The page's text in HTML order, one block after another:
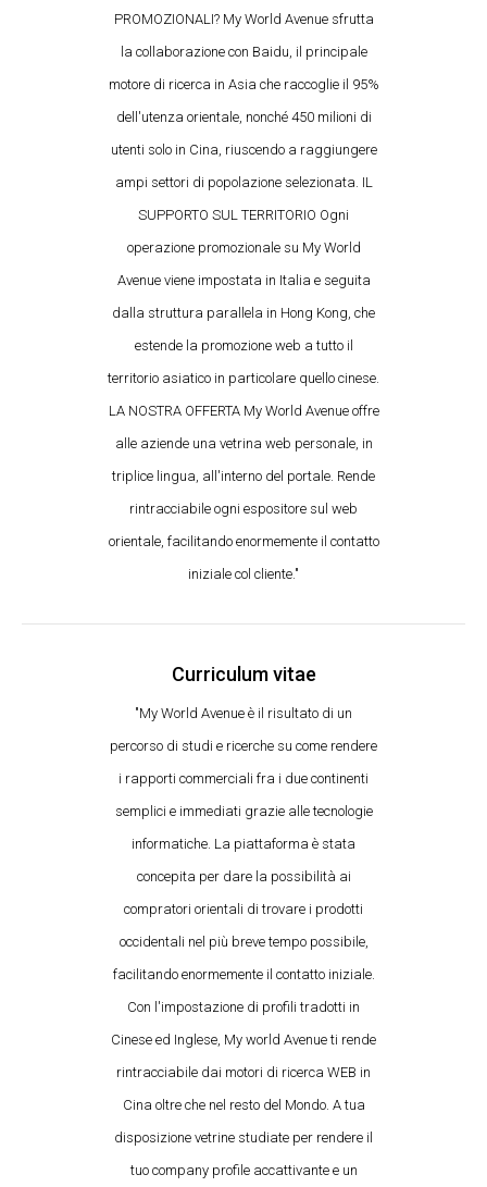
PROMOZIONALI? My World Avenue sfrutta
la collaborazione con Baidu, il principale
motore di ricerca in Asia che raccoglie il 95%
dell'utenza orientale, nonché 450 milioni di
utenti solo in Cina, riuscendo a raggiungere
ampi settori di popolazione selezionata. IL
SUPPORTO SUL TERRITORIO Ogni
operazione promozionale su My World
Avenue viene impostata in Italia e seguita
dalla struttura parallela in Hong Kong, che
estende la promozione web a tutto il
territorio asiatico in particolare quello cinese.
LA NOSTRA OFFERTA My World Avenue offre
alle aziende una vetrina web personale, in
triplice lingua, all'interno del portale. Rende
rintracciabile ogni espositore sul web
orientale, facilitando enormemente il contatto
iniziale col cliente."
Curriculum vitae
"My World Avenue è il risultato di un
percorso di studi e ricerche su come rendere
i rapporti commerciali fra i due continenti
semplici e immediati grazie alle tecnologie
informatiche. La piattaforma è stata
concepita per dare la possibilità ai
compratori orientali di trovare i prodotti
occidentali nel più breve tempo possibile,
facilitando enormemente il contatto iniziale.
Con l'impostazione di profili tradotti in
Cinese ed Inglese, My world Avenue ti rende
rintracciabile dai motori di ricerca WEB in
Cina oltre che nel resto del Mondo. A tua
disposizione vetrine studiate per rendere il
tuo company profile accattivante e un